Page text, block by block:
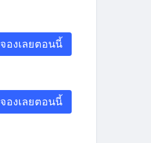
จองเลยตอนนี้
จองเลยตอนนี้